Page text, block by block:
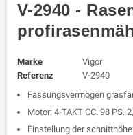
V-2940 -
Marke
Vigor
Referenz
V-2940
Fassungsvermögen
Motor: 4-TAKT CC. 98 PS.
Einstellung der